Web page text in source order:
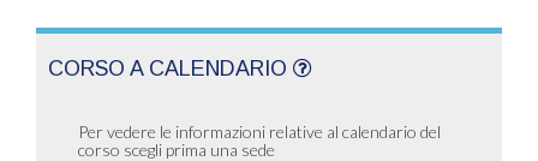
CORSO A CALENDARIO
Per vedere le informazioni relative al calendario del
corso scegli prima una sede